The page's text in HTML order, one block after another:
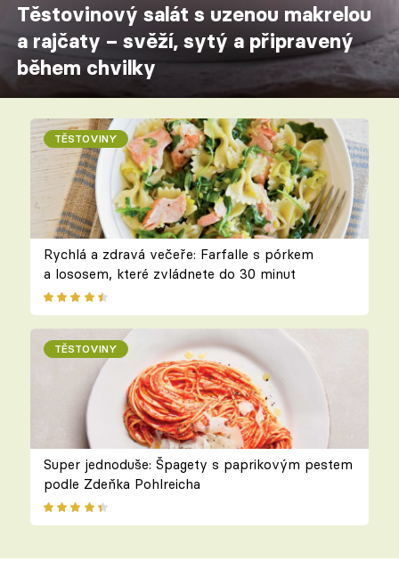
Těstovinový salát s uzenou makrelou
a rajčaty – svěží, sytý a připravený
během chvilky
TĚSTOVINY
Rychlá a zdravá večeře: Farfalle s pórkem
a lososem, které zvládnete do 30 minut
TĚSTOVINY
Super jednoduše: Špagety s paprikovým pestem
podle Zdeňka Pohlreicha